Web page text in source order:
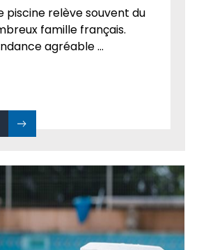
piscine relève souvent du
famille français.
agréable ...